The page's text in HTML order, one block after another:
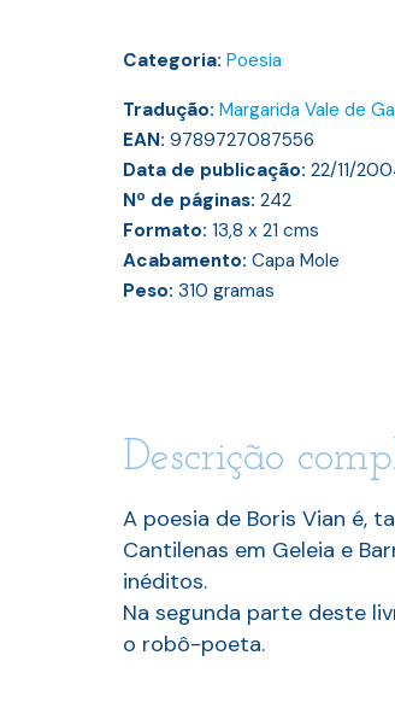
Categoria: Poesia
Tradução: Margarida Vale de
EAN: 9789727087556
Data de publicação: 22/11/
Nº de páginas: 242
Formato: 13,8 x 21 cms
Acabamento: Capa Mole
Peso: 310 gramas
Descrição
A poesia de Boris Vian é,
Cantilenas em Geleia e
inéditos.
Na segunda parte deste
o robô-poeta.